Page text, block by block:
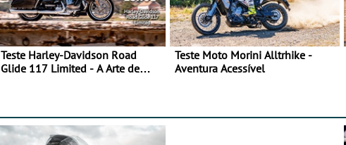
Teste Harley-Davidson Road
Glide 117 Limited - A Arte de
Teste Moto Morini Alltrhike -
Aventura Acessível